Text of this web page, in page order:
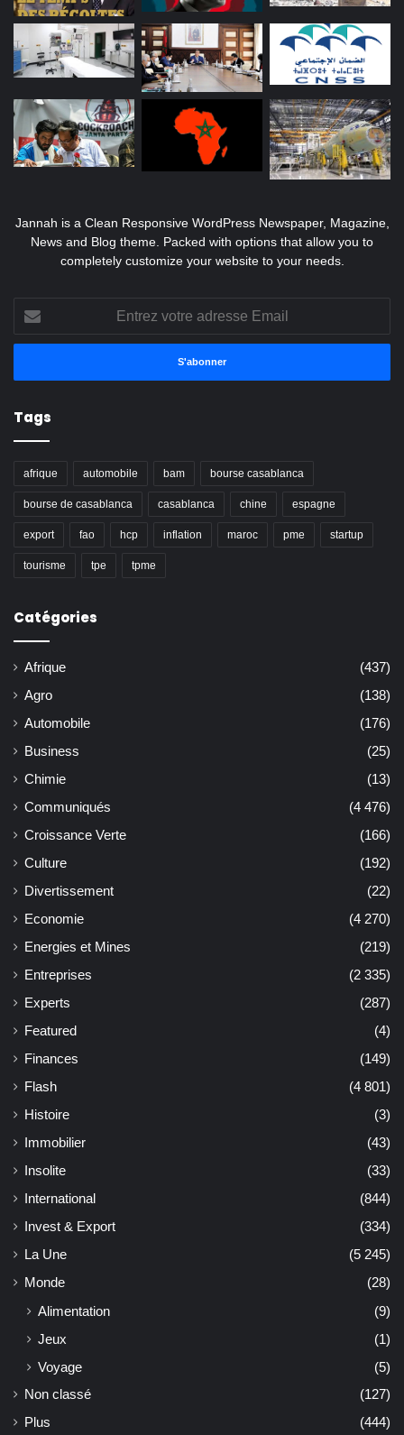
Jannah is a Clean Responsive WordPress Newspaper, Magazine,
News and Blog theme. Packed with options that allow you to
completely customize your website to your needs.
votre
adresse
Tags
afrique automobile bam bourse casablanca
bourse de casablanca casablanca chine espagne
export fao hcp inflation maroc pme startup
tourisme tpe tpme
Catégories
Afrique
(437)
Agro
(138)
Automobile
(176)
Business
(25)
Chimie
(13)
Communiqués
(4 476)
Croissance Verte
(166)
Culture
(192)
Divertissement
(22)
Economie
(4 270)
Energies et Mines
(219)
Entreprises
(2 335)
Experts
(287)
Featured
(4)
Finances
(149)
Flash
(4 801)
Histoire
(3)
Immobilier
(43)
Insolite
(33)
International
(844)
Invest & Export
(334)
La Une
(5 245)
Monde
(28)
Alimentation
(9)
Jeux
(1)
Voyage
(5)
Non classé
(127)
Plus
(444)